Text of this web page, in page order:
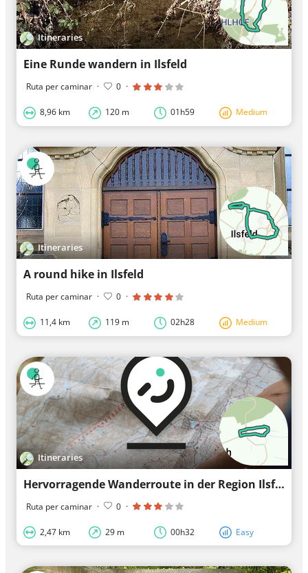
Itineraries
Eine Runde wandern in Ilsfeld
Ruta per caminar · 0 ·
8,96 km 120 m 01h59 Medium
Itineraries
A round hike in Ilsfeld
Ruta per caminar · 0 ·
11,4 km 119 m 02h28 Medium
Itineraries
Hervorragende Wanderroute in der Region Ilsfeld
Ruta per caminar · 0 ·
2,47 km 29 m 00h32 Easy